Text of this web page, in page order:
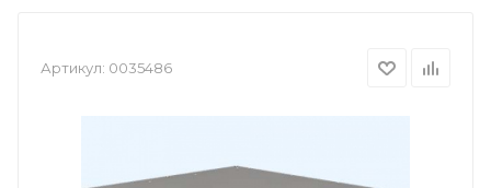
Артикул: 0035486